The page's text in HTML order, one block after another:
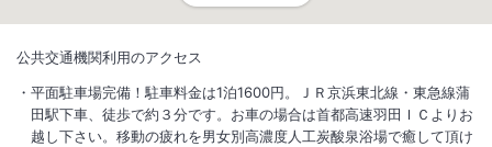
公共交通機関利用のアクセス
平面駐車場完備！駐車料金は1泊1600円。ＪＲ京浜東北線・東急線蒲
田駅下車、徒歩で約３分です。お車の場合は首都高速羽田ＩＣよりお
越し下さい。移動の疲れを男女別高濃度人工炭酸泉浴場で癒して頂け